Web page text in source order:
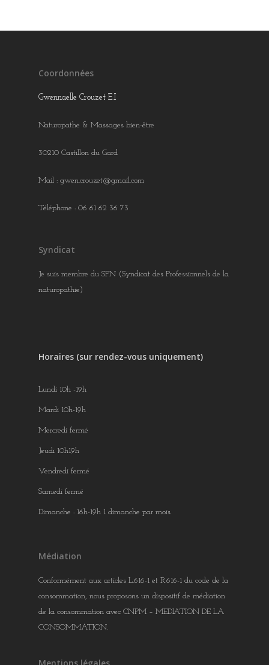
Coordonnées
Gwennaelle Crouzet E.I
Naturopathe & Massages bien-être
30210 Castillon du Gard
Mail : gwen.crouzet@gmail.com
Téléphone : 06 61 62 36 73
Syndicat
Je suis membre du SPN (Syndicat des Professionnels de la
naturopathie)
Horaires (sur rendez-vous uniquement)
Lundi 10h -19h
Mardi 10h-19h
Mercredi fermé
Jeudi 10h19h
Vendredi fermé
Samedi fermé
Dimanche : 16h-19h 1 dimanche par mois
Médiation
Conformément aux articles L.616-1 et R.616-1 du code de la
consommation, nous proposons un dispositif de médiation
de la consommation avec CNPM – MEDIATION DE LA
CONSOMMATION.